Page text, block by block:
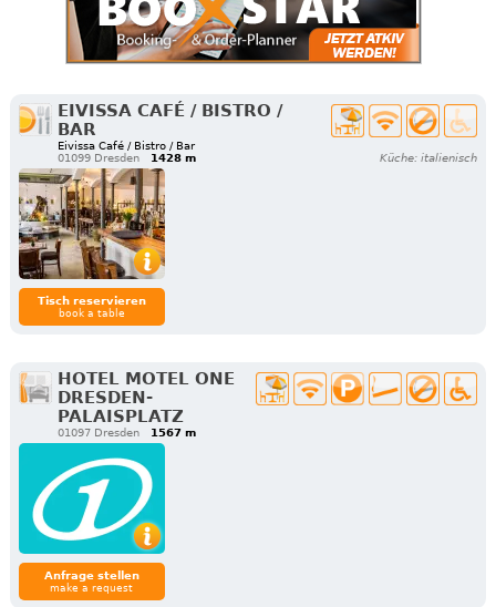
EIVISSA CAFÉ / BISTRO /
BAR
Eivissa Café / Bistro / Bar
01099 Dresden
1428 m Küche: italienisch
Tisch reservieren
book a table
HOTEL MOTEL ONE
DRESDEN-
PALAISPLATZ
01097 Dresden 1567 m
Anfrage stellen
make a request